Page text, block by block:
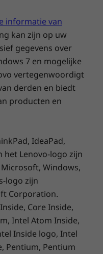
een gerust hart
de microfoon te
van
beveiliging en
gebruik.
informatie van
kan zijn op uw
gegevens over
7 en mogelijke
vertegenwoordigt
derden en biedt
producten en
IdeaPad,
het Lenovo-logo zijn
Windows,
logo zijn
Corporation.
Core Inside,
Intel Atom Inside,
Inside logo, Intel
Pentium, Pentium